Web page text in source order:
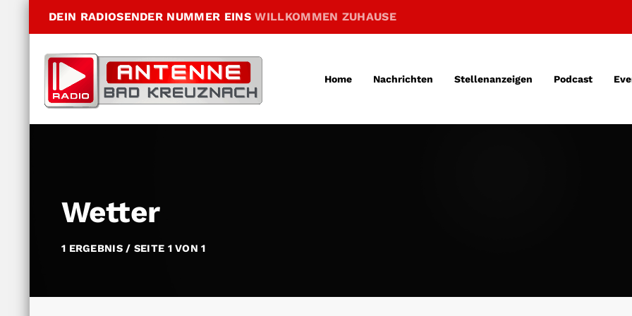
DEIN RADIOSENDER NUMMER EINSWILLKOMMEN ZUHAUSE
Home Nachrichten Stellenanzeigen Podcast
Wetter
1 ERGEBNIS / SEITE 1 VON 1